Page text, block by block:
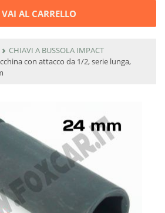
VAI AL CARRELLO
CHIAVI A BUSSOLA IMPACT
con attacco da 1/2, serie lunga,